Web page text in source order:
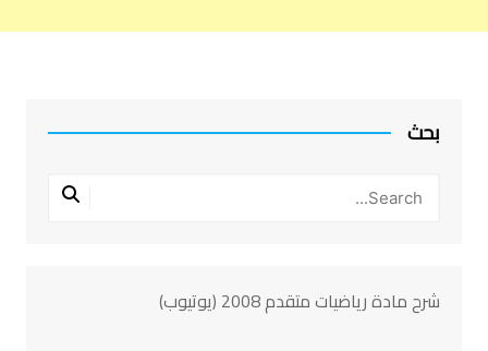
بحث
شرح مادة رياضيات متقدم 2008 (يوتيوب)